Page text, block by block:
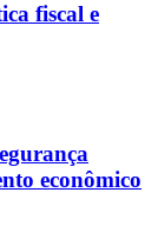
fiscal e
econômico